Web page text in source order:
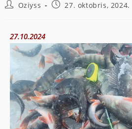
Oziyss 27. oktobris, 2024.
27.10.2024